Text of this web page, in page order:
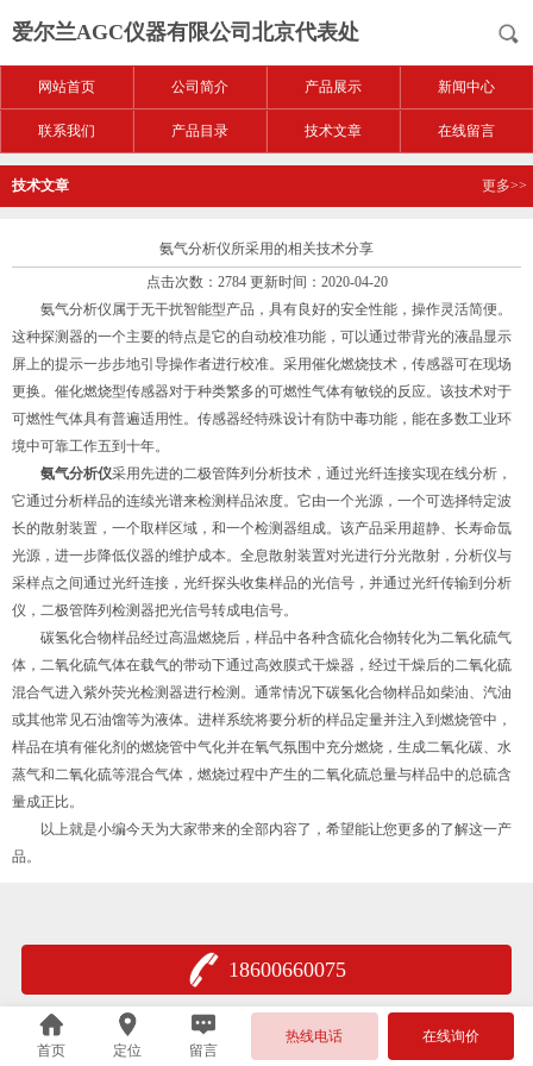
爱尔兰AGC仪器有限公司北京代表处
网站首页 公司简介 产品展示 新闻中心
联系我们 产品目录 技术文章 在线留言
技术文章 更多>>
氨气分析仪所采用的相关技术分享
点击次数：2784 更新时间：2020-04-20
氨气分析仪属于无干扰智能型产品，具有良好的安全性能，操作灵活简便。
这种探测器的一个主要的特点是它的自动校准功能，可以通过带背光的液晶显示
屏上的提示一步步地引导操作者进行校准。采用催化燃烧技术，传感器可在现场
更换。催化燃烧型传感器对于种类繁多的可燃性气体有敏锐的反应。该技术对于
可燃性气体具有普遍适用性。传感器经特殊设计有防中毒功能，能在多数工业环
境中可靠工作五到十年。
氨气分析仪采用先进的二极管阵列分析技术，通过光纤连接实现在线分析，
它通过分析样品的连续光谱来检测样品浓度。它由一个光源，一个可选择特定波
长的散射装置，一个取样区域，和一个检测器组成。该产品采用超静、长寿命氙
光源，进一步降低仪器的维护成本。全息散射装置对光进行分光散射，分析仪与
采样点之间通过光纤连接，光纤探头收集样品的光信号，并通过光纤传输到分析
仪，二极管阵列检测器把光信号转成电信号。
碳氢化合物样品经过高温燃烧后，样品中各种含硫化合物转化为二氧化硫气
体，二氧化硫气体在载气的带动下通过高效膜式干燥器，经过干燥后的二氧化硫
混合气进入紫外荧光检测器进行检测。通常情况下碳氢化合物样品如柴油、汽油
或其他常见石油馏等为液体。进样系统将要分析的样品定量并注入到燃烧管中，
样品在填有催化剂的燃烧管中气化并在氧气氛围中充分燃烧，生成二氧化碳、水
蒸气和二氧化硫等混合气体，燃烧过程中产生的二氧化硫总量与样品中的总硫含
量成正比。
以上就是小编今天为大家带来的全部内容了，希望能让您更多的了解这一产
品。
18600660075
首页 定位 留言
热线电话 在线询价